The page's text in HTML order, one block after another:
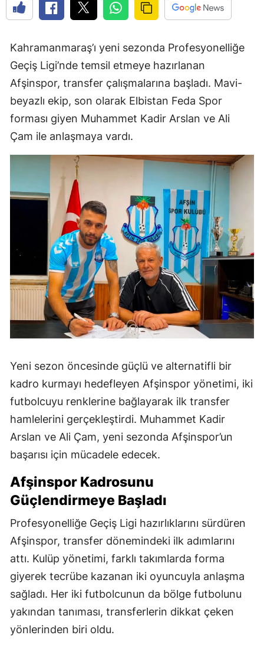
Kahramanmaraş’ı yeni sezonda Profesyonelliğe
Geçiş Ligi’nde temsil etmeye hazırlanan
Afşinspor, transfer çalışmalarına başladı. Mavi-
beyazlı ekip, son olarak Elbistan Feda Spor
forması giyen Muhammet Kadir Arslan ve Ali
Çam ile anlaşmaya vardı.
Yeni sezon öncesinde güçlü ve alternatifli bir
kadro kurmayı hedefleyen Afşinspor yönetimi, iki
futbolcuyu renklerine bağlayarak ilk transfer
hamlelerini gerçekleştirdi. Muhammet Kadir
Arslan ve Ali Çam, yeni sezonda Afşinspor’un
başarısı için mücadele edecek.
Afşinspor Kadrosunu
Güçlendirmeye Başladı
Profesyonelliğe Geçiş Ligi hazırlıklarını sürdüren
Afşinspor, transfer dönemindeki ilk adımlarını
attı. Kulüp yönetimi, farklı takımlarda forma
giyerek tecrübe kazanan iki oyuncuyla anlaşma
sağladı. Her iki futbolcunun da bölge futbolunu
yakından tanıması, transferlerin dikkat çeken
yönlerinden biri oldu.